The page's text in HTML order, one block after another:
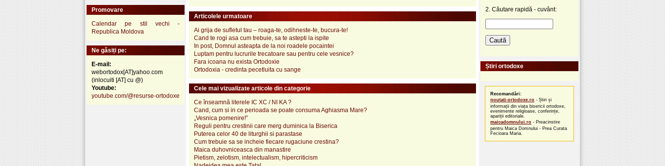
Articolele urmatoare
Ai grija de sufletul tau ‒ roaga-te, odihneste-te, bucura-te!
Cand te rogi asa cum trebuie, sa te astepti la ispite
In post, Domnul asteapta de la noi roadele pocaintei
Luptam pentru lucrurile trecatoare sau pentru cele vesnice?
Fara icoana nu exista Ortodoxie
Ortodoxia - credinta pecetluita cu sange
Cele mai vizualizate articole din categorie
Ce înseamnă literele IC XC / NI KA ?
Cand, cum si in ce perioada se poate consuma Aghiasma Mare?
„Vesnica pomenire!”
Reguli pentru crestinii care merg duminica la Biserica
Puterea celor 40 de liturghii si parastase
Cum trebuie sa se incheie fiecare rugaciune crestina?
Maica duhovniceasca din manastire
Pietism, zelotism, intelectualism, hipercriticism
Promovare
Calendar pe stil vechi -
Republica Moldova
Ne găsiți pe:
E-mail:
webortodox[AT]yahoo.com
(inlocuiti [AT] cu @)
Youtube:
youtube.com/@resurse-ortodoxe
2. Căutare rapidă - cuvânt:
Știri ortodoxe
Recomandări:
noutati-ortodoxe.ro - Știri și
informații din viața bisericii ortodoxe,
evenimente religioase, conferințe,
apariții editoriale.
maicadomnului.ro - Preacinstire
pentru Maica Domnului - Prea Curata
Fecioara Maria.